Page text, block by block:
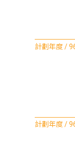
計劃年度 /
計劃年度 /